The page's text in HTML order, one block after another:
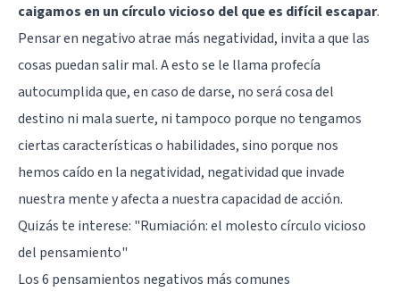
caigamos en un círculo vicioso del que es difícil escapar.
Pensar en negativo atrae más negatividad, invita a que las
cosas puedan salir mal. A esto se le llama profecía
autocumplida que, en caso de darse, no será cosa del
destino ni mala suerte, ni tampoco porque no tengamos
ciertas características o habilidades, sino porque nos
hemos caído en la negatividad, negatividad que invade
nuestra mente y afecta a nuestra capacidad de acción.
Quizás te interese: "Rumiación: el molesto círculo vicioso
del pensamiento"
Los 6 pensamientos negativos más comunes